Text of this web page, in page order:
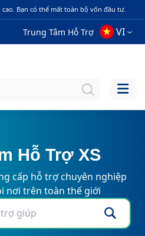
Bạn có thể mất toàn bộ vốn đầu tư.
Trung Tâm Hỗ Trợ VI
Hỗ Trợ XS
cấp hỗ trợ chuyên nghiệp
nơi trên toàn thế giới